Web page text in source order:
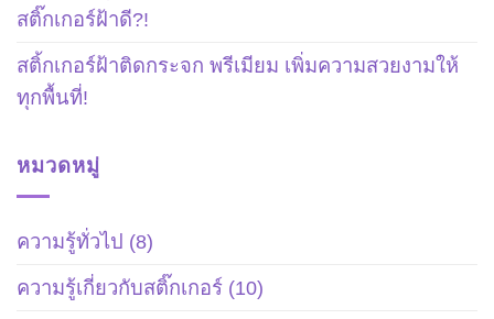
สติ๊กเกอร์ฝ้าดี?!
สติ้กเกอร์ฝ้าติดกระจก พรีเมียม เพิ่มความสวยงามให้
ทุกพื้นที่!
หมวดหมู่
ความรู้ทั่วไป (8)
ความรู้เกี่ยวกับสติ๊กเกอร์ (10)